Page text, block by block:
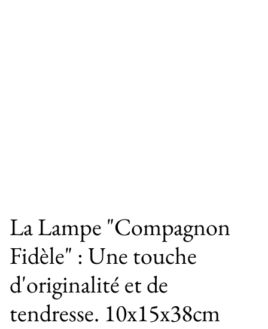
La Lampe "Compagnon
Fidèle" : Une touche
d'originalité et de
tendresse. 10x15x38cm